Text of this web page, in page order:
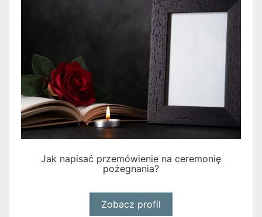
Jak napisać przemówienie na ceremonię
pożegnania?
Zobacz profil